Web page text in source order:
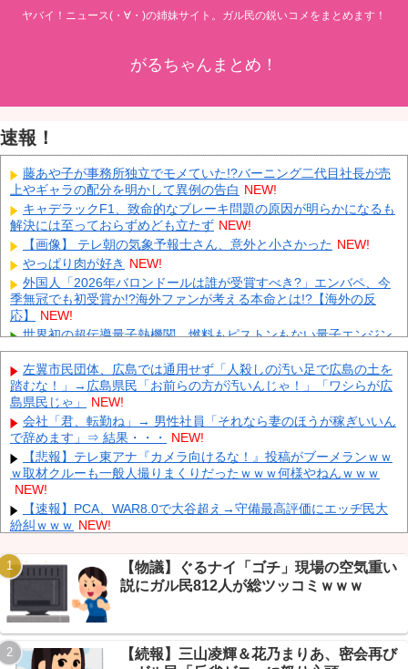
ヤバイ！ニュース(・∀・)の姉妹サイト。ガル民の鋭いコメをまとめます！
がるちゃんまとめ！
速報！
藤あや子が事務所独立でモメていた!?バーニング二代目社長が売
上やギャラの配分を明かして異例の告白 NEW!
キャデラックF1、致命的なブレーキ問題の原因が明らかになるも
解決には至っておらずめども立たず NEW!
【画像】 テレ朝の気象予報士さん、意外と小さかった NEW!
やっぱり肉が好き NEW!
外国人「2026年バロンドールは誰が受賞すべき?」エンバペ、今
季無冠でも初受賞か!?海外ファンが考える本命とは!?【海外の反
応】
NEW!
世界初の超伝導量子熱機関…燃料もピストンもない量子エンジン
が回った！ NEW!
【速報】 日本赤十字社、韓国に超希少血液Jr(a-)を提供「韓国内
では適合する血液を確保できなかった」※今回で4回目
NEW!
中国「大洪水！」三峡ダム「9門開放！（全力放流」中国都市
「三峡沿線の道路水没」中国政府「高速道路封鎖！」中国ダム「緊
急放流に合わせて開門（土砂崩れ発生」→
「あきれてモノが言えない」「国を維持できるの？」外国人の永
住許可要件の厳格化で在日中国人の本音は？ NEW!
【鹿児島】 突然右折し路面電車と衝突 乗っていた男女3人は車を
放置しダッシュで逃走中 NEW!
Powered by livedoor 相互RSS
左翼市民団体、広島では通用せず「人殺しの汚い足で広島の土を
踏むな！」→広島県民「お前らの方が汚いんじゃ！」「ワシらが広
島県民じゃ」
NEW!
会社「君、転勤ね」→ 男性社員「それなら妻のほうが稼ぎいいん
で辞めます」⇒ 結果・・・
NEW!
【悲報】テレ東アナ『カメラ向けるな！』投稿がブーメランｗｗ
ｗ取材クルーも一般人撮りまくりだったｗｗｗ何様やねんｗｗｗ
NEW!
【速報】PCA、WAR8.0で大谷超え→守備最高評価にエッヂ民大
紛糾ｗｗｗ NEW!
場化していた過去画像にネット民阿鼻叫喚ｗｗｗ
NEW!
【悲報】ショートスリーパー堀さん、配信中に泣き出す→スレ民
『寝ろ』ｗｗｗ NEW!
【ネット騒然】 元ジャンポケ斉藤の妻、夫の求刑7年翌日にイン
スタ更新！その内容がガチでヤバすぎる… NEW!
【悲報】 とにかくヤりたくてブスと付き合ったらｗｗｗｗｗｗｗ
【物議】ぐるナイ「ゴチ」現場の空気重い
説にガル民812人が総ツッコミｗｗｗ
【続報】三山凌輝＆花乃まりあ、密会再び